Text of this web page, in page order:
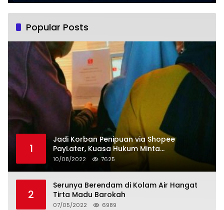
Popular Posts
1
Jadi Korban Penipuan via Shopee
PayLater, Kuasa Hukum Minta
Penangguhan Tagihan dan Hapus Bunga
10/08/2022 7625
2
Serunya Berendam di Kolam Air Hangat
Tirta Madu Barokah
07/05/2022 6989